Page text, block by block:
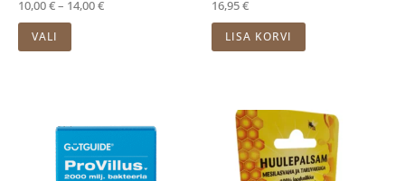
10,00€– 14,00€
VALI
16,95€
LISA KORVI